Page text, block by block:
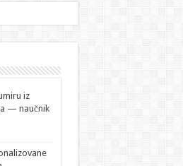
iz
— naučnik